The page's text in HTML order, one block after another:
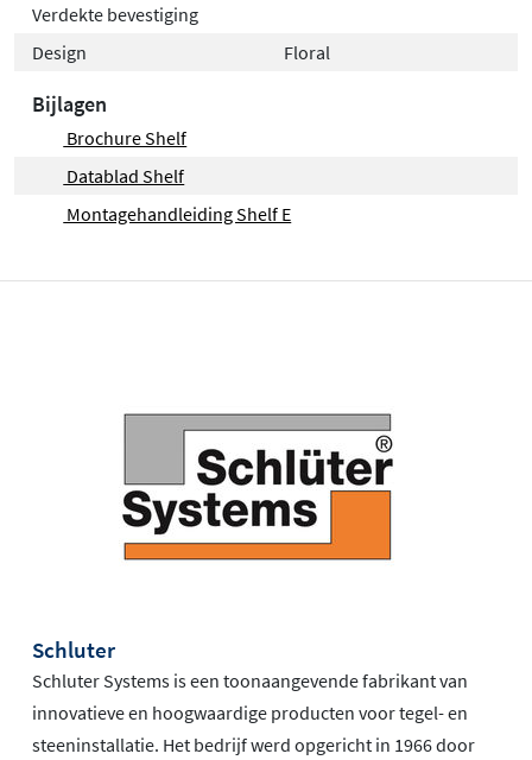
Verdekte bevestiging
Design
Floral
Bijlagen
Brochure Shelf
Datablad Shelf
Montagehandleiding Shelf E
Schluter
Schluter Systems is een toonaangevende fabrikant van
innovatieve en hoogwaardige producten voor tegel- en
steeninstallatie. Het bedrijf werd opgericht in 1966 door